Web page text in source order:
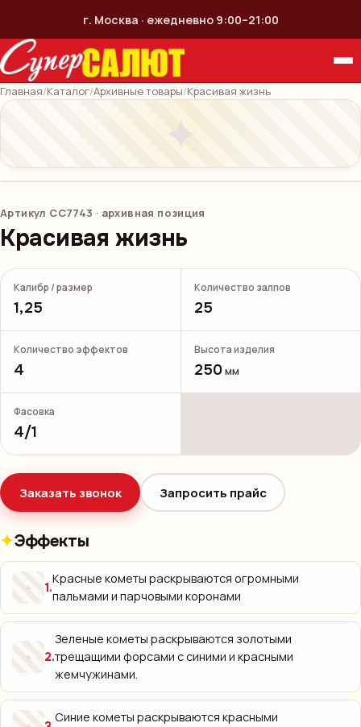
г. Москва · ежедневно 9:00–21:00
Главная/Каталог/Архивные товары/Красивая жизнь
Артикул СС7743 · архивная позиция
Красивая жизнь
Калибр / размер
1,25
Количество залпов
25
Количество эффектов
4
Высота изделия
250мм
Фасовка
4/1
Заказать звонок Запросить прайс
Эффекты
✦ 1.
Красные кометы раскрываются огромными
пальмами и парчовыми коронами
✦ 2.
Зеленые кометы раскрываются золотыми
трещащими форсами с синими и красными
жемчужинами.
Синие кометы раскрываются красными